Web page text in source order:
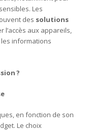
Les
des solutions
l’accès aux appareils,
informations
?
en fonction de son
Le choix